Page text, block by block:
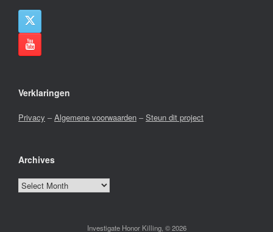
Verklaringen
Privacy –Algemene voorwaarden –Steun dit project
Archives
Archives
Investigate Honor Killing, © 2026